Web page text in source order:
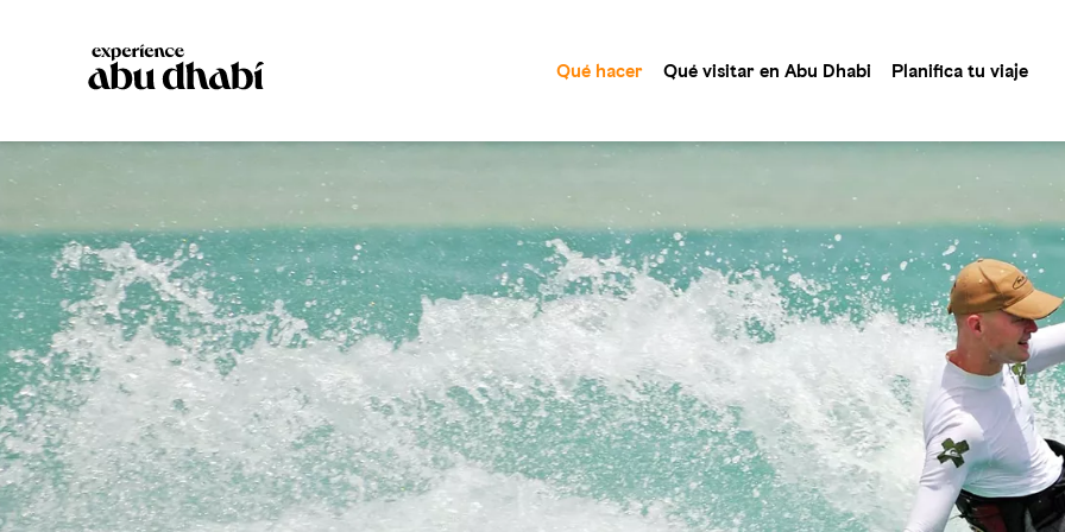
Qué hacer Qué visitar en Abu Dhabi Planifica tu viaje